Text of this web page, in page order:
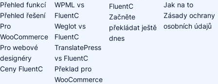
Přehled funkcí
Přehled řešení
Pro
WooCommerce
Pro webové
designéry
Ceny FluentC
WPML vs
FluentC
Weglot vs
FluentC
TranslatePress
vs FluentC
Překlad pro
WooCommerce
FluentC
Začněte
překládat ještě
dnes
Jak na to
Zásady ochrany
osobních údajů